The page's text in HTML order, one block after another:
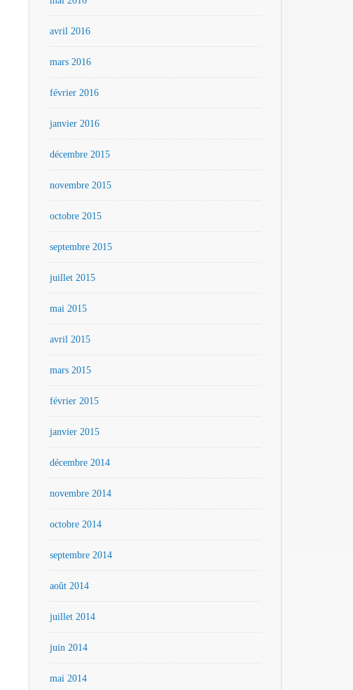
avril 2016
mars 2016
février 2016
janvier 2016
décembre 2015
novembre 2015
octobre 2015
septembre 2015
juillet 2015
mai 2015
avril 2015
mars 2015
février 2015
janvier 2015
décembre 2014
novembre 2014
octobre 2014
septembre 2014
août 2014
juillet 2014
juin 2014
mai 2014